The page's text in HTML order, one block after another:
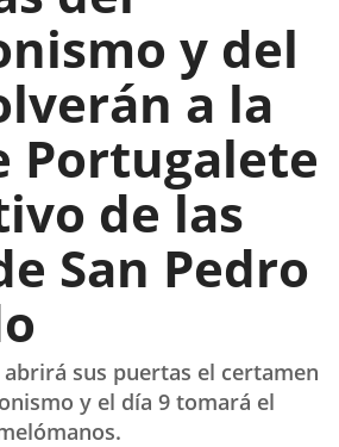
y del
a la
Portugalete
de las
San Pedro
sus puertas el certamen
y el día 9 tomará el